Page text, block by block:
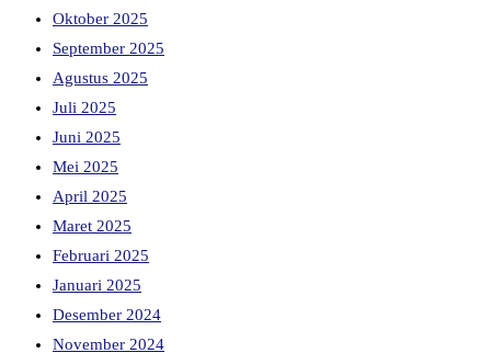
Oktober 2025
September 2025
Agustus 2025
Juli 2025
Juni 2025
Mei 2025
April 2025
Maret 2025
Februari 2025
Januari 2025
Desember 2024
November 2024